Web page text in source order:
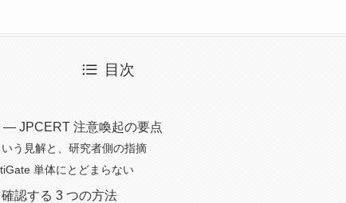
目次
— JPCERT 注意喚起の要点
う見解と、研究者側の指摘
単体にとどまらない
認する 3 つの方法